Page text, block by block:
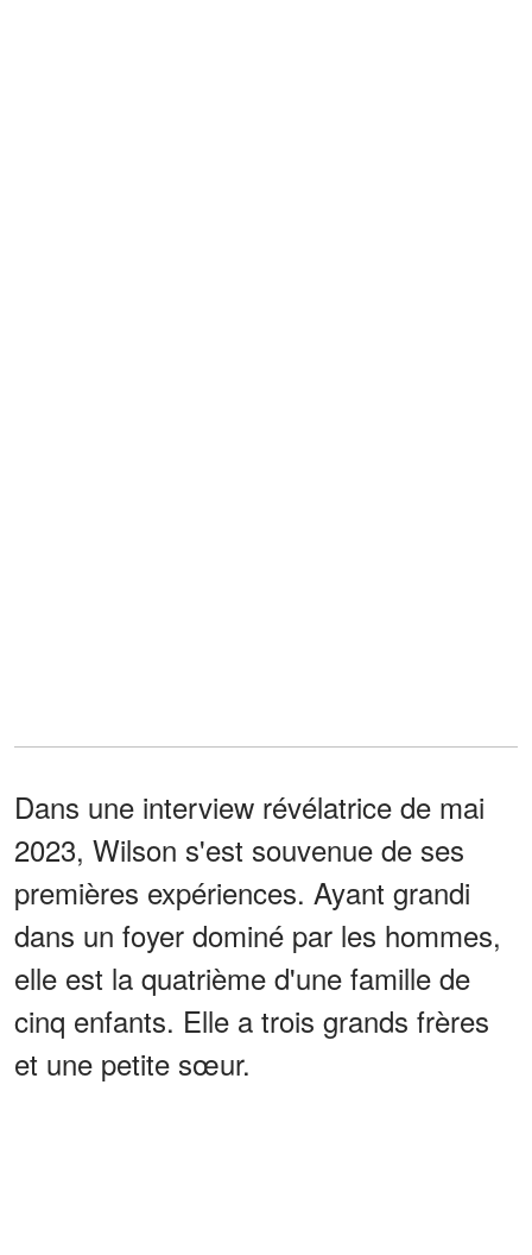
Dans une interview révélatrice de mai
2023, Wilson s'est souvenue de ses
premières expériences. Ayant grandi
dans un foyer dominé par les hommes,
elle est la quatrième d'une famille de
cinq enfants. Elle a trois grands frères
et une petite sœur.